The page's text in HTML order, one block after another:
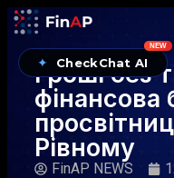
✦ CheckChat AI
NEW
Гроші без
Рівному
FinAP NEWS